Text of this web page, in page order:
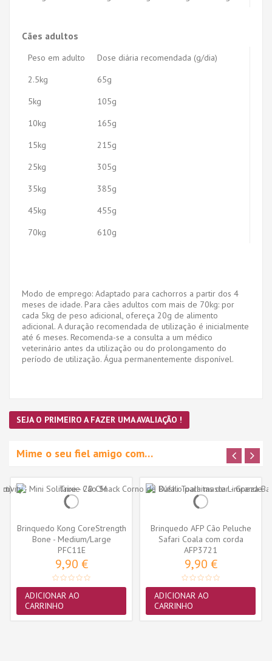
Cães adultos
Peso em adulto
Dose diária recomendada (g/dia)
2.5kg
65g
5kg
105g
10kg
165g
15kg
215g
25kg
305g
35kg
385g
45kg
455g
70kg
610g
Modo de emprego: Adaptado para cachorros a partir dos 4
meses de idade. Para cães adultos com mais de 70kg: por
cada 5kg de peso adicional, ofereça 20g de alimento
adicional. A duração recomendada de utilização é inicialmente
até 6 meses. Recomenda-se a consulta a um médico
veterinário antes da utilização ou do prolongamento do
período de utilização. Água permanentemente disponível.
SEJA O PRIMEIRO A FAZER UMA AVALIAÇÃO !
Mime o seu fiel amigo com…
Brinquedo Kong CoreStrength
Bone - Medium/Large
(PFC11E)
PFC11E
9,90 €
ADICIONAR AO
CARRINHO
Brinquedo AFP Cão Peluche
Safari Coala com corda
(31cm)
AFP3721
9,90 €
ADICIONAR AO
CARRINHO